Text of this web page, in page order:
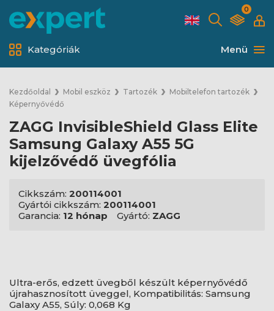
0
Menü
Kategóriák
Kezdőoldal Mobil eszköz Tartozék
Mobiltelefon tartozék
Képernyővédő
ZAGG InvisibleShield Glass Elite
Samsung Galaxy A55 5G
kijelzővédő üvegfólia
Cikkszám: 200114001
Gyártói cikkszám: 200114001
Garancia: 12 hónap Gyártó: ZAGG
Ultra-erős, edzett üvegből készült képernyővédő
újrahasznosított üveggel, Kompatibilitás: Samsung
Galaxy A55, Súly: 0,068 Kg